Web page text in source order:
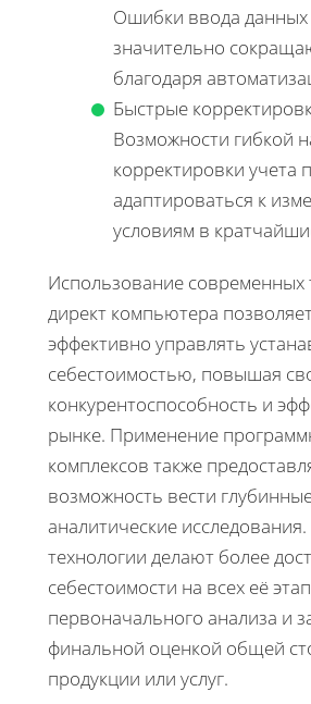
Ошибки ввода данных
значительно
благодаря
Быстрые
Возможности гибкой
корректировки учета
адаптироваться к
условиям в
Использование современных
директ компьютера
эффективно управлять
себестоимостью, повышая
конкурентоспособность и
рынке. Применение
комплексов также
возможность вести
аналитические
технологии делают более
себестоимости на всех её
первоначального анализа и
финальной оценкой общей
продукции или услуг.